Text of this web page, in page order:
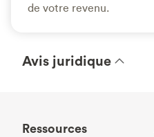
de votre revenu.
Avis juridique
Ressources